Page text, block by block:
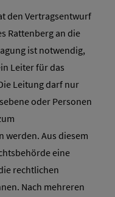
den Vertragsentwurf
Rattenberg an die
ist notwendig,
Leiter für das
Leitung darf nur
oder Personen
werden. Aus diesem
eine
rechtlichen
Nach mehreren